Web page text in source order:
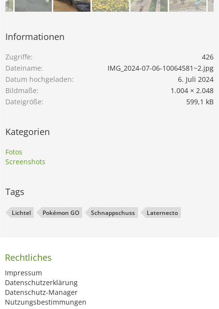
Informationen
Zugriffe
426
Dateiname
IMG_2024-07-06-10064581~2.jpg
Datum hochgeladen
6. Juli 2024
Bildmaße
1.004 × 2.048
Dateigröße
599,1 kB
Kategorien
Fotos
Screenshots
Tags
Lichtel Pokémon GO Schnappschuss Laternecto
Rechtliches
Impressum
Datenschutzerklärung
Datenschutz-Manager
Nutzungsbestimmungen